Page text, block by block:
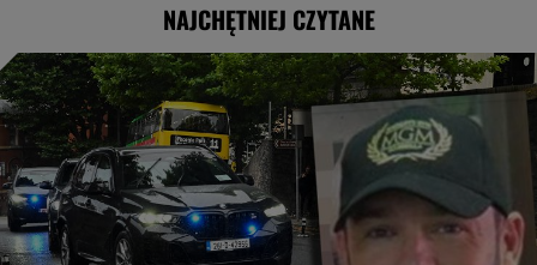
NAJCHĘTNIEJ CZYTANE